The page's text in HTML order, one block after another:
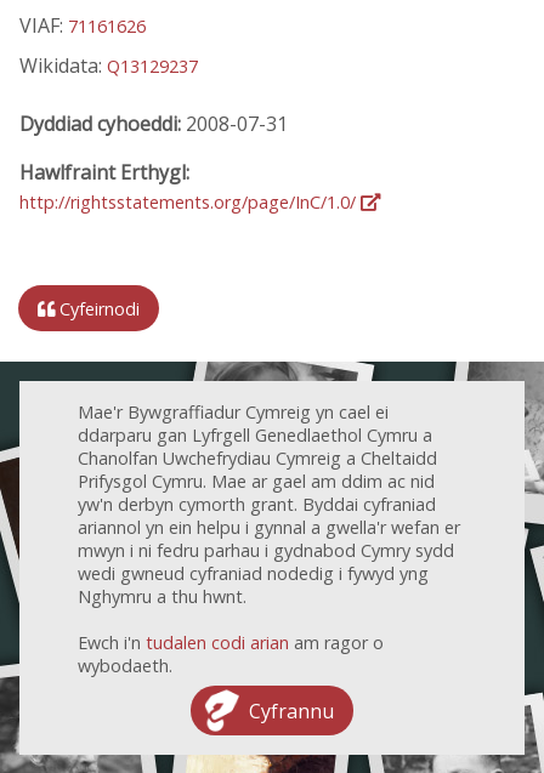
VIAF: 71161626
Wikidata: Q13129237
Dyddiad cyhoeddi: 2008-07-31
Hawlfraint Erthygl:
http://rightsstatements.org/page/InC/1.0/
Cyfeirnodi
Mae'r Bywgraffiadur Cymreig yn cael ei
ddarparu gan Lyfrgell Genedlaethol Cymru a
Chanolfan Uwchefrydiau Cymreig a Cheltaidd
Prifysgol Cymru. Mae ar gael am ddim ac nid
yw'n derbyn cymorth grant. Byddai cyfraniad
ariannol yn ein helpu i gynnal a gwella'r wefan er
mwyn i ni fedru parhau i gydnabod Cymry sydd
wedi gwneud cyfraniad nodedig i fywyd yng
Nghymru a thu hwnt.
Ewch i'n tudalen codi arian am ragor o
wybodaeth.
Cyfrannu